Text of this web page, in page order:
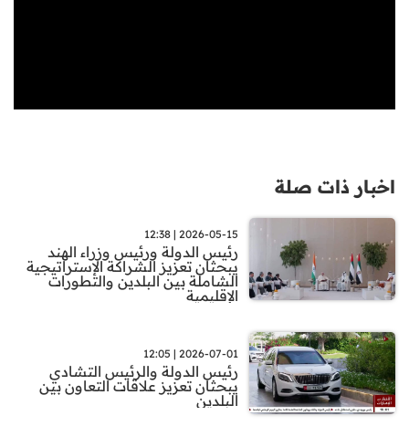
اخبار ذات صلة
2026-05-15 | 12:38
رئيس الدولة ورئيس وزراء الهند
يبحثان تعزيز الشراكة الإستراتيجية
الشاملة بين البلدين والتطورات
الإقليمية
2026-07-01 | 12:05
رئيس الدولة والرئيس التشادي
يبحثان تعزيز علاقات التعاون بين
البلدين